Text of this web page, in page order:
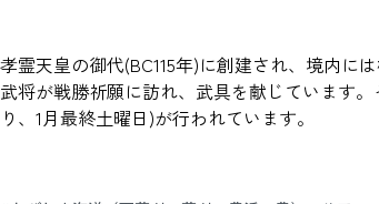
孝霊天皇の御代(BC115年)に創建され、境内に
武将が戦勝祈願に訪れ、武具を献じています
り、1月最終土曜日)が行われています。